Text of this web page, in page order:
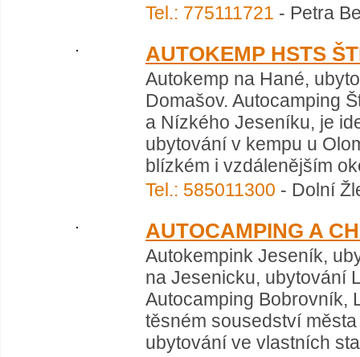
Tel.: 775111721 - Petra
AUTOKEMP HSTS
Autokemp na Hané,
Domašov. Autocamping
a Nízkého Jeseníku, je
ubytování v kempu u
blízkém i vzdálenějším
Tel.: 585011300 - Dolní
AUTOCAMPING A
Autokempink Jeseník,
na Jesenicku, ubytování
Autocamping Bobrovník,
těsném sousedství
ubytování ve vlastních